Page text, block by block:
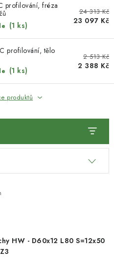
profilování, fréza
(1 ks)
24 313 Kč
23 097 Kč
profilování, tělo
(1 ks)
2 513 Kč
2 388 Kč
produktů
HW - D60x12 L80 S=12x50
Z3